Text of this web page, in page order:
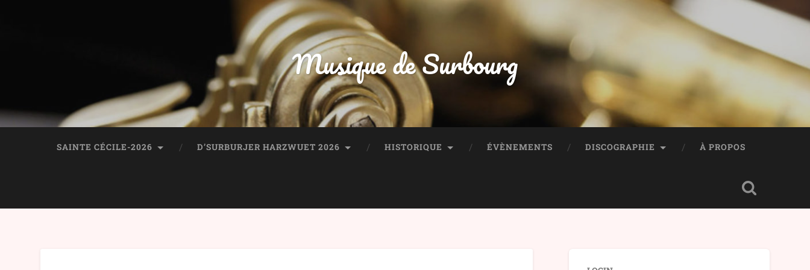
Musique de Surbourg
SAINTE CÉCILE-2026 D’SURBURJER HARZWUET 2026 HISTORIQUE ÉVÈNEMENTS DISCOGRAPHIE À PROPOS